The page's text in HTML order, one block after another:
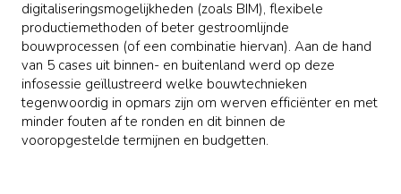
digitaliseringsmogelijkheden (zoals BIM), flexibele
productiemethoden of beter gestroomlijnde
bouwprocessen (of een combinatie hiervan). Aan de hand
van 5 cases uit binnen- en buitenland werd op deze
infosessie geïllustreerd welke bouwtechnieken
tegenwoordig in opmars zijn om werven efficiënter en met
minder fouten af te ronden en dit binnen de
vooropgestelde termijnen en budgetten.